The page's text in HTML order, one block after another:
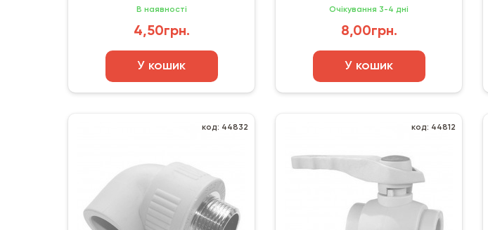
В наявності
4,50грн.
У кошик
Очікування 3-4 дні
8,00грн.
У кошик
код: 44832 код: 44812